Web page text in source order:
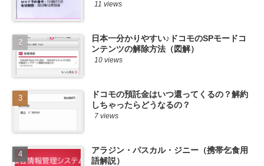
11 views
日本一分かりやすい♪ドコモのSPモードコ
ンテンツの解除方法（図解）
10 views
ドコモの預託金はいつ還ってくるの？解約
しちゃったらどうなるの？
7 views
アラジン・パスカル・ジニー（携帯乞食用
語解説）